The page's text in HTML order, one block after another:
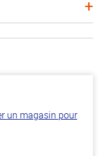
un magasin pour